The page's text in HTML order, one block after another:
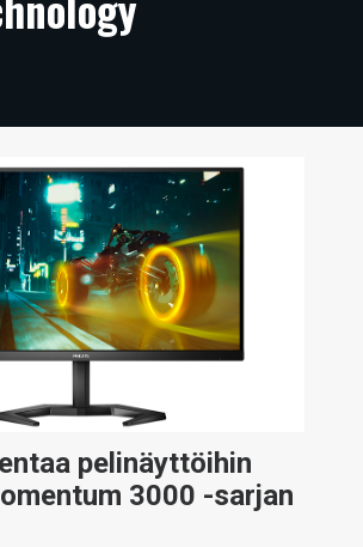
pelinäyttöihin
3000 -sarjan